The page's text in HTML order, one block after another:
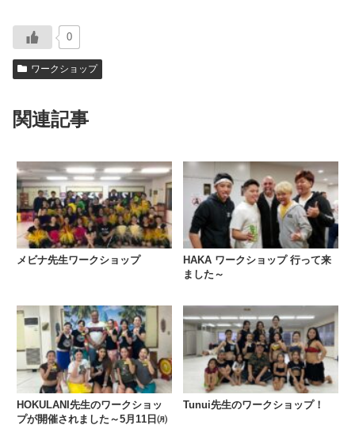
0
ワークショップ
関連記事
メビナ先生ワークショップ
HAKA ワークショップ 行って来
ました～
HOKULANI先生のワークショッ
プが開催されました～5月11日㈪
Tunui先生のワークショップ！